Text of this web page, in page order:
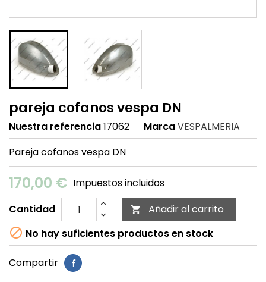
pareja cofanos vespa DN
Nuestra referencia17062 MarcaVESPALMERIA
Pareja cofanos vespa DN
170,00 € Impuestos incluidos
Cantidad
 Añadir al carrito
 No hay suficientes productos en stock
Compartir